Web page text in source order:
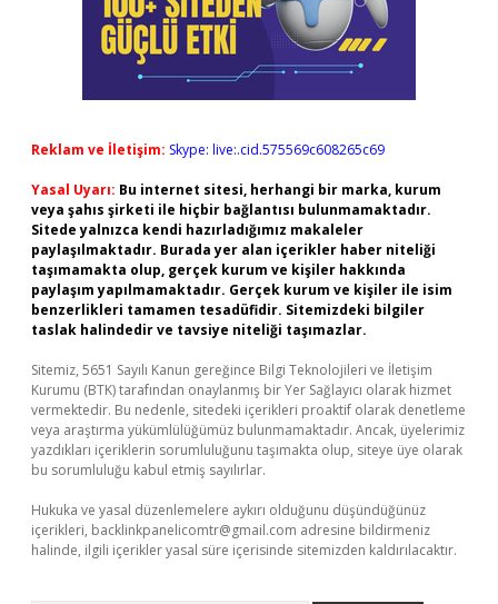
Reklam ve İletişim: Skype: live:.cid.575569c608265c69
Yasal Uyarı: Bu internet sitesi, herhangi bir marka, kurum
veya şahıs şirketi ile hiçbir bağlantısı bulunmamaktadır.
Sitede yalnızca kendi hazırladığımız makaleler
paylaşılmaktadır. Burada yer alan içerikler haber niteliği
taşımamakta olup, gerçek kurum ve kişiler hakkında
paylaşım yapılmamaktadır. Gerçek kurum ve kişiler ile isim
benzerlikleri tamamen tesadüfidir. Sitemizdeki bilgiler
taslak halindedir ve tavsiye niteliği taşımazlar.
Sitemiz, 5651 Sayılı Kanun gereğince Bilgi Teknolojileri ve İletişim
Kurumu (BTK) tarafından onaylanmış bir Yer Sağlayıcı olarak hizmet
vermektedir. Bu nedenle, sitedeki içerikleri proaktif olarak denetleme
veya araştırma yükümlülüğümüz bulunmamaktadır. Ancak, üyelerimiz
yazdıkları içeriklerin sorumluluğunu taşımakta olup, siteye üye olarak
bu sorumluluğu kabul etmiş sayılırlar.
Hukuka ve yasal düzenlemelere aykırı olduğunu düşündüğünüz
içerikleri, backlinkpanelicomtr@gmail.com adresine bildirmeniz
halinde, ilgili içerikler yasal süre içerisinde sitemizden kaldırılacaktır.